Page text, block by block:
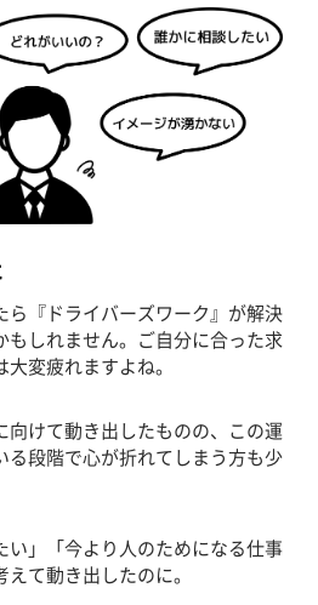
ら『ドライバーズワーク』が解決
もしれません。ご自分に合った求
変疲れますよね。
向けて動き出したものの、この運
る段階で心が折れてしまう方も少
い」「今より人のためになる仕事
て動き出したのに。